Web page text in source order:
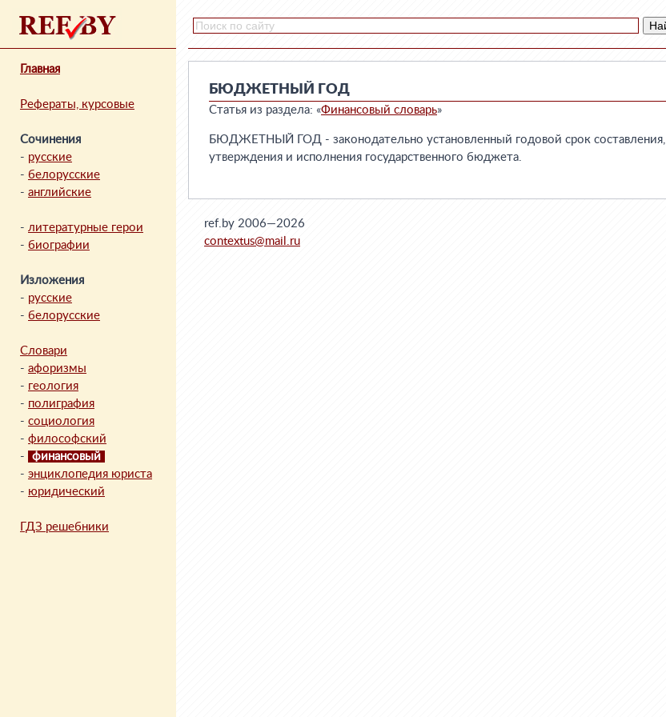
Главная
Рефераты, курсовые
Сочинения
- русские
- белорусские
- английские
- литературные герои
- биографии
Изложения
- русские
- белорусские
Словари
- афоризмы
- геология
- полиграфия
- социология
- философский
-
финансовый
- энциклопедия юриста
- юридический
ГДЗ решебники
БЮДЖЕТНЫЙ ГОД
Статья из раздела: «Финансовый словарь»
БЮДЖЕТНЫЙ ГОД - законодательно установленный годовой срок составления,
утверждения и исполнения государственного бюджета.
ref.by 2006—2026
contextus@mail.ru